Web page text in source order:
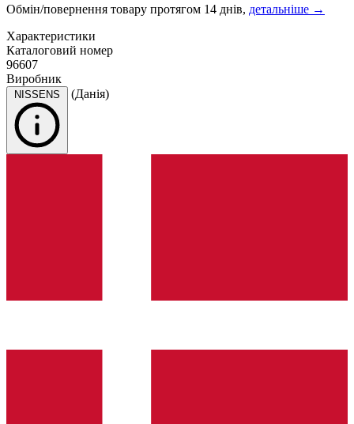
Обмін/повернення товару протягом 14 днів, детальніше →
Характеристики
Каталоговий номер
96607
Виробник
(Данія)